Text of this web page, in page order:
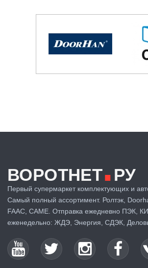
ВОРОТНЕТ. РУ
Первый супермаркет комплектующих и
Самый полный ассортимент. Ролтэк,
FAAC, CAME. Отправка ежедневно ПЭК,
еженедельно: ЖДЭ, Энергия, СДЭК,